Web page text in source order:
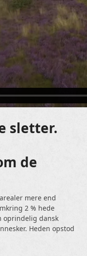
sletter.
de
mere end
2 % hede
oprindelig dansk
Heden opstod